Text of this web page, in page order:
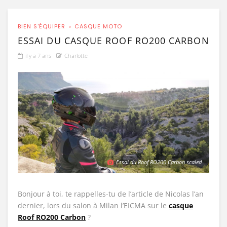
BIEN S'ÉQUIPER CASQUE MOTO
ESSAI DU CASQUE ROOF RO200 CARBON
il y a 7 ans Charlotte
Essai du Roof RO200 Carbon scaled
Bonjour à toi, te rappelles-tu de l’article de Nicolas l’an
dernier, lors du salon à Milan l’EICMA sur le casque
Roof RO200 Carbon ?